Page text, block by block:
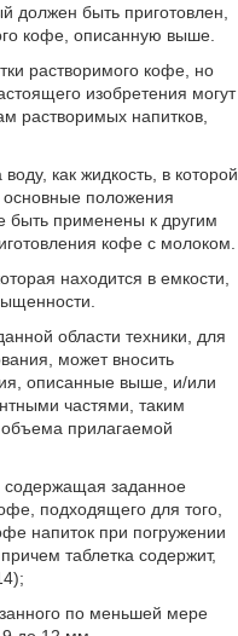
должен быть приготовлен,
кофе, описанную выше.
растворимого кофе, но
изобретения могут
растворимых напитков,
как жидкость, в которой
основные положения
быть применены к другим
кофе с молоком.
находится в емкости,
области техники, для
может вносить
описанные выше, и/или
частями, таким
прилагаемой
содержащая заданное
подходящего для того,
напиток при погружении
таблетка содержит,
по меньшей мере